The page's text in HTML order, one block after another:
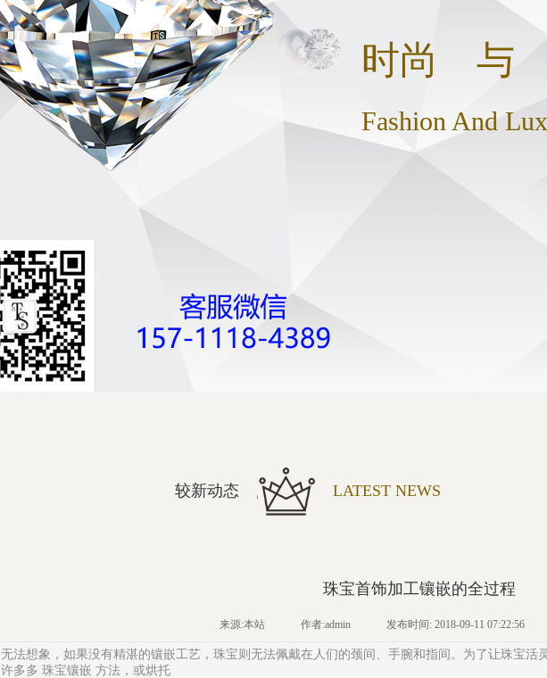
时尚 与
Fashion And
较新动态 LATEST NEWS
珠宝首饰加工镶嵌的全过程
来源:本站 作者:admin 发布时间: 2018-09-11 07:22:56
无法想象，如果没有精湛的镶嵌工艺，珠宝则无法佩戴在人们的颈间、手腕和指间。为了让珠宝
许多多 珠宝镶嵌 方法，或烘托